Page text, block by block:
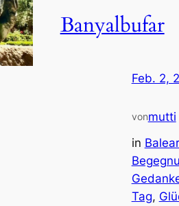
Banyalbufar
Feb. 2,
vonmutti
in
Tag,